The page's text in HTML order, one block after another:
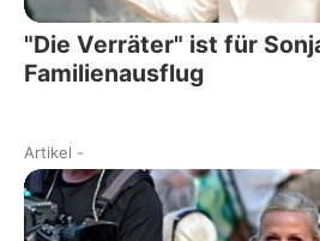
"Die Verräter" ist für
Familienausflug
Artikel -